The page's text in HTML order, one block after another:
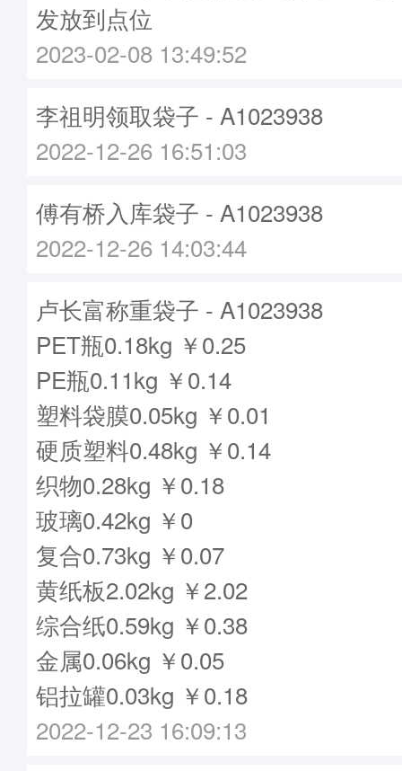
发放到点位
2023-02-08 13:49:52
李祖明领取袋子 - A1023938
2022-12-26 16:51:03
傅有桥入库袋子 - A1023938
2022-12-26 14:03:44
卢长富称重袋子 - A1023938
PET瓶0.18kg ￥0.25
PE瓶0.11kg ￥0.14
塑料袋膜0.05kg ￥0.01
硬质塑料0.48kg ￥0.14
织物0.28kg ￥0.18
玻璃0.42kg ￥0
复合0.73kg ￥0.07
黄纸板2.02kg ￥2.02
综合纸0.59kg ￥0.38
金属0.06kg ￥0.05
铝拉罐0.03kg ￥0.18
2022-12-23 16:09:13